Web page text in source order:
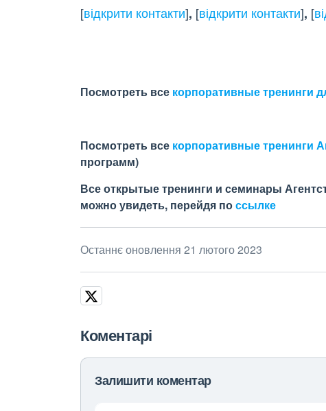
[відкрити контакти], [відкрити контакти], [
Посмотреть все корпоративные тренинги
Посмотреть все корпоративные тренинги
программ)
Все открытые тренинги и семинары
можно увидеть, перейдя поссылке
Останнє оновлення 21 лютого 2023
Коментарі
Залишити коментар